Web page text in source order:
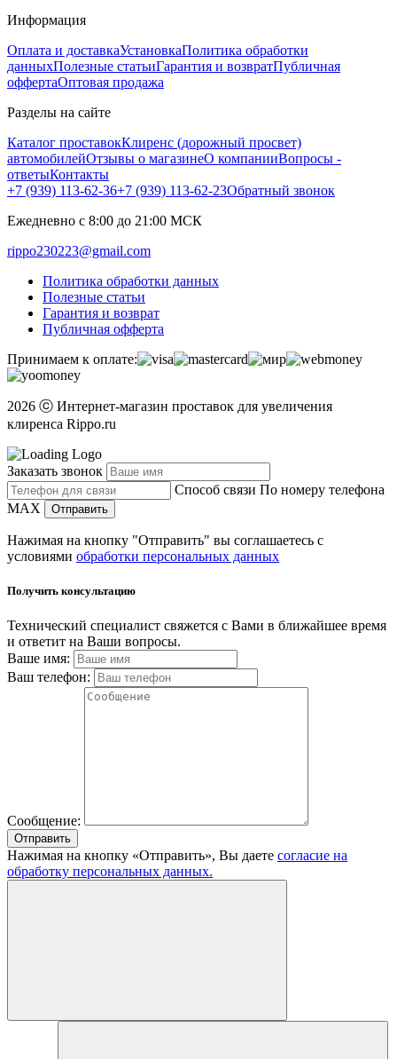
Информация
Оплата и доставкаУстановкаПолитика обработки
данныхПолезные статьиГарантия и возвратПубличная
оффертаОптовая продажа
Разделы на сайте
Каталог проставокКлиренс (дорожный просвет)
автомобилейОтзывы о магазинеО компанииВопросы -
ответыКонтакты
+7 (939) 113-62-36+7 (939) 113-62-23Обратный звонок
Ежедневно с 8:00 до 21:00 МСК
rippo230223@gmail.com
Политика обработки данных
Полезные статьи
Гарантия и возврат
Публичная офферта
Принимаем к оплате:
2026 ⓒ Интернет-магазин проставок для увеличения
клиренса Rippo.ru
Заказать звонок
Способ связи По номеру телефона
MAX
Отправить
Нажимая на кнопку "Отправить" вы соглашаетесь с
условиями обработки персональных данных
Получить консультацию
Технический специалист свяжется с Вами в ближайшее время
и ответит на Ваши вопросы.
Ваше имя:
Ваш телефон:
Сообщение:
Отправить
Нажимая на кнопку «Отправить», Вы даете согласие на
обработку персональных данных.